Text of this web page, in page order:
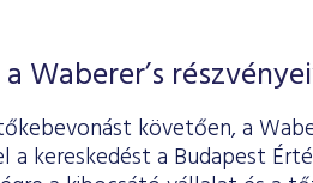
Waberer’s
követően, a
kereskedést a Budapest